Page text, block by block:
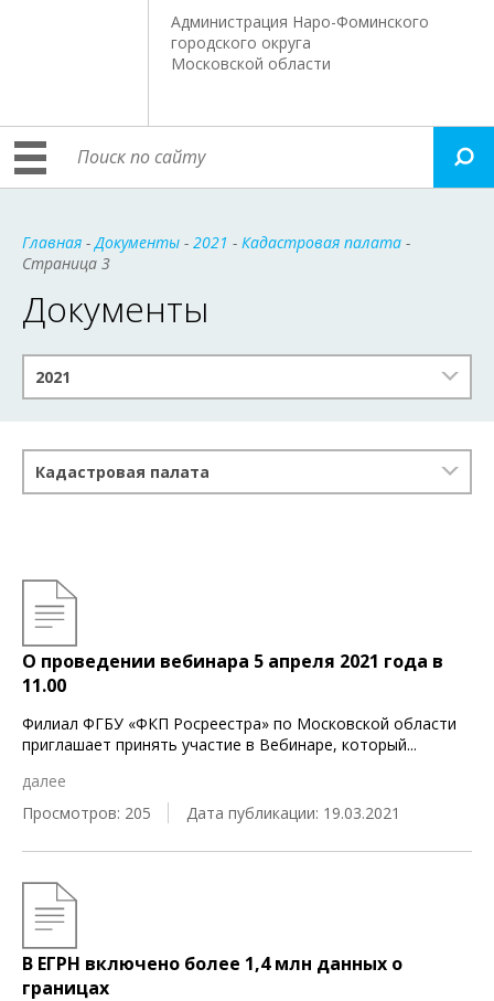
Администрация Наро-Фоминского
городского округа
Московской области
Главная -Документы - 2021 - Кадастровая палата -
Страница 3
Документы
2021
Кадастровая палата
О проведении вебинара 5 апреля 2021 года в
11.00
Филиал ФГБУ «ФКП Росреестра» по Московской области
приглашает принять участие в Вебинаре, который...
далее
Просмотров: 205
Дата публикации: 19.03.2021
В ЕГРН включено более 1,4 млн данных о
границах